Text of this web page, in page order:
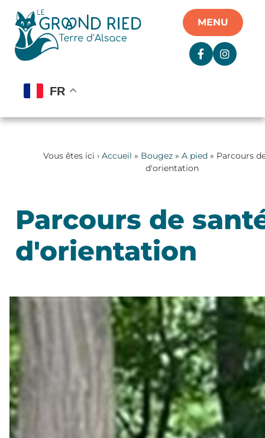
MENU
FR
Vous êtes ici › Accueil » Bougez» A pied» Parcours
d'orientation
Parcours de
d'orientation
Panneau de gestion des cookies